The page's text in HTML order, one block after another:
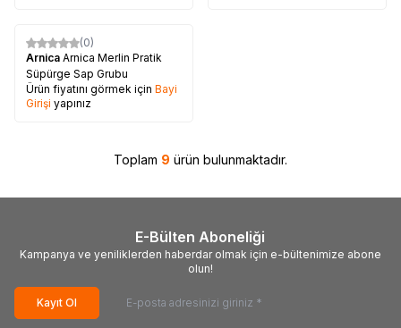
(0)
Arnica Arnica Merlin Pratik
Süpürge Sap Grubu
Ürün fiyatını görmek için Bayi
Girişi yapınız
Toplam 9 ürün bulunmaktadır.
E-Bülten Aboneliği
Kampanya ve yeniliklerden haberdar olmak için e-bültenimize abone
olun!
Kayıt Ol